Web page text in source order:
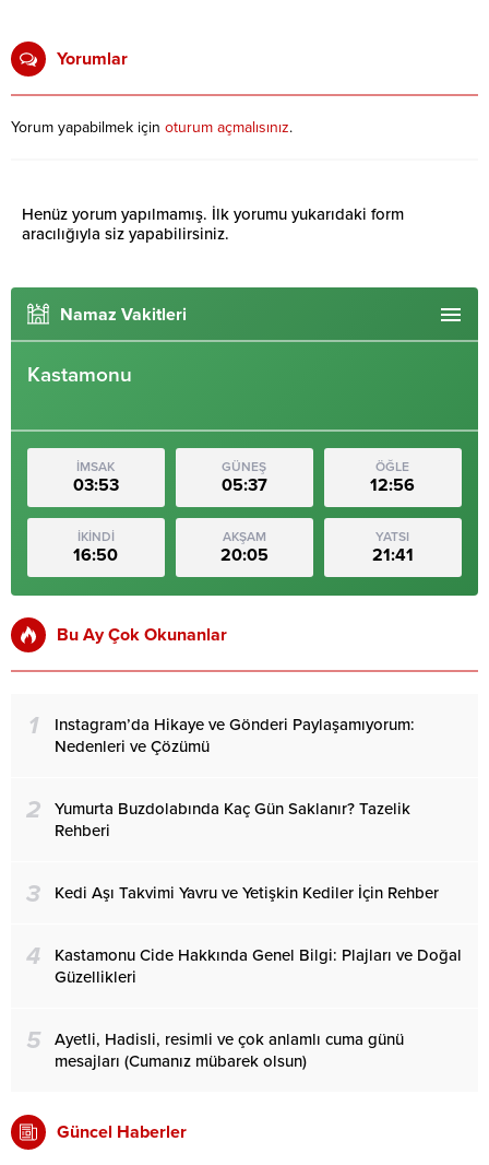
Yorumlar
Yorum yapabilmek için oturum açmalısınız.
Henüz yorum yapılmamış. İlk yorumu yukarıdaki form
aracılığıyla siz yapabilirsiniz.
Namaz Vakitleri
Kastamonu
İMSAK
03:53
GÜNEŞ
05:37
ÖĞLE
12:56
İKİNDİ
16:50
AKŞAM
20:05
YATSI
21:41
Bu Ay Çok Okunanlar
1
Instagram’da Hikaye ve Gönderi Paylaşamıyorum:
Nedenleri ve Çözümü
2
Yumurta Buzdolabında Kaç Gün Saklanır? Tazelik
Rehberi
3 Kedi Aşı Takvimi Yavru ve Yetişkin Kediler İçin Rehber
4
Kastamonu Cide Hakkında Genel Bilgi: Plajları ve Doğal
Güzellikleri
5
Ayetli, Hadisli, resimli ve çok anlamlı cuma günü
mesajları (Cumanız mübarek olsun)
Güncel Haberler